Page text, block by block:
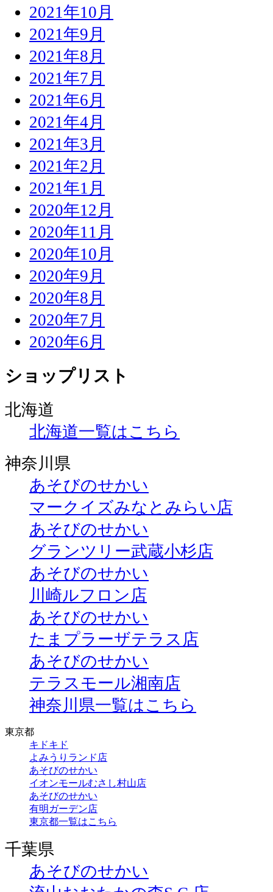
2021年10月
2021年9月
2021年8月
2021年7月
2021年6月
2021年4月
2021年3月
2021年2月
2021年1月
2020年12月
2020年11月
2020年10月
2020年9月
2020年8月
2020年7月
2020年6月
ショップリスト
北海道
北海道一覧はこちら
神奈川県
あそびのせかい
マークイズみなとみらい店
あそびのせかい
グランツリー武蔵小杉店
あそびのせかい
川崎ルフロン店
あそびのせかい
たまプラーザテラス店
あそびのせかい
テラスモール湘南店
神奈川県一覧はこちら
東京都
キドキド
よみうりランド店
あそびのせかい
イオンモールむさし村山店
あそびのせかい
有明ガーデン店
東京都一覧はこちら
千葉県
あそびのせかい